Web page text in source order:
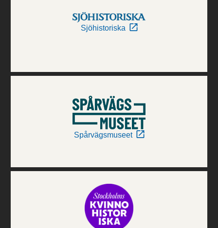
Sjöhistoriska
Spårvägsmuseet